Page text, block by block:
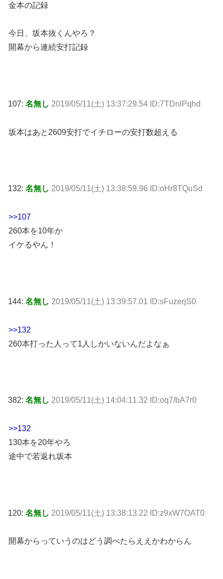
金本の記録
今日、坂本抜くんやろ？
開幕から連続安打記録
107: 名無し 2019/05/11(土) 13:37:29.54 ID:7TDnlPqhd
坂本はあと2609安打でイチローの安打数超える
132: 名無し 2019/05/11(土) 13:38:59.96 ID:oHr8TQuSd
>>107
260本を10年か
イケるやん！
144: 名無し 2019/05/11(土) 13:39:57.01 ID:sFuzerjS0
>>132
260本打った人って1人しかいないんだよなぁ
382: 名無し 2019/05/11(土) 14:04:11.32 ID:oq7/bA7r0
>>132
130本を20年やろ
途中で若返れ坂本
120: 名無し 2019/05/11(土) 13:38:13.22 ID:z9xW7OAT0
開幕からっていうのはどう調べたらええかわからん